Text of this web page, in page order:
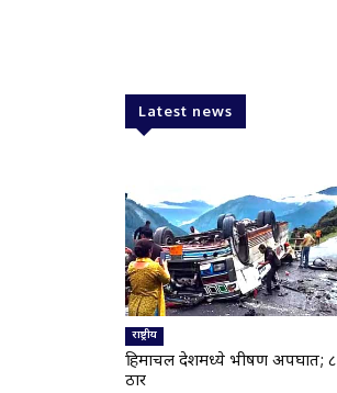
Latest news
राष्ट्रीय
हिमाचल प्रदेशमध्ये भीषण अपघात; ८
ठार